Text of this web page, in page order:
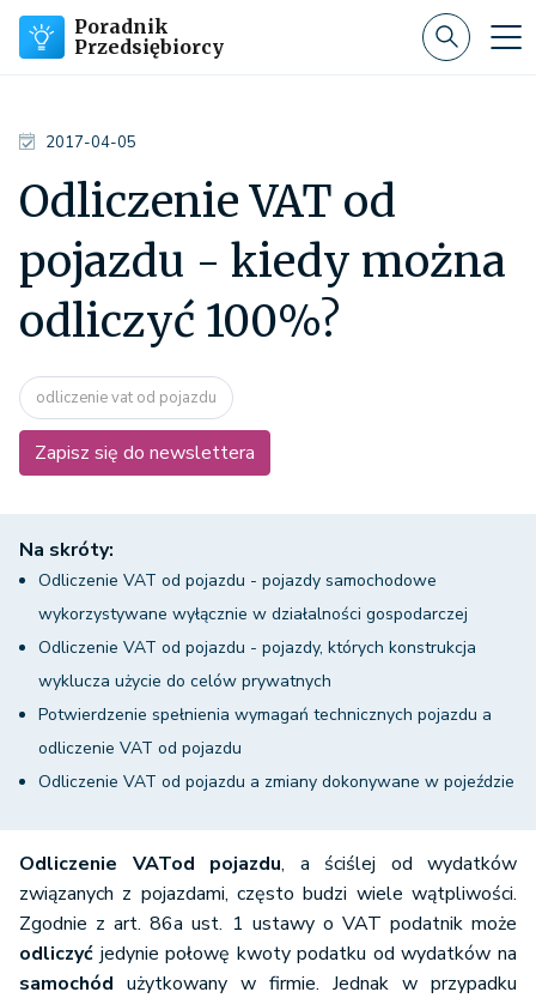
Poradnik
Przedsiębiorcy
2017-04-05
Odliczenie VAT od
pojazdu - kiedy można
odliczyć 100%?
odliczenie vat od pojazdu
Zapisz się do newslettera
Na skróty:
Odliczenie VAT od pojazdu - pojazdy samochodowe
wykorzystywane wyłącznie w działalności gospodarczej
Odliczenie VAT od pojazdu - pojazdy, których konstrukcja
wyklucza użycie do celów prywatnych
Potwierdzenie spełnienia wymagań technicznych pojazdu a
odliczenie VAT od pojazdu
Odliczenie VAT od pojazdu a zmiany dokonywane w pojeździe
Odliczenie VATod pojazdu, a ściślej od wydatków
związanych z pojazdami, często budzi wiele wątpliwości.
Zgodnie z art. 86a ust. 1 ustawy o VAT podatnik może
odliczyć jedynie połowę kwoty podatku od wydatków na
samochód użytkowany w firmie. Jednak w przypadku